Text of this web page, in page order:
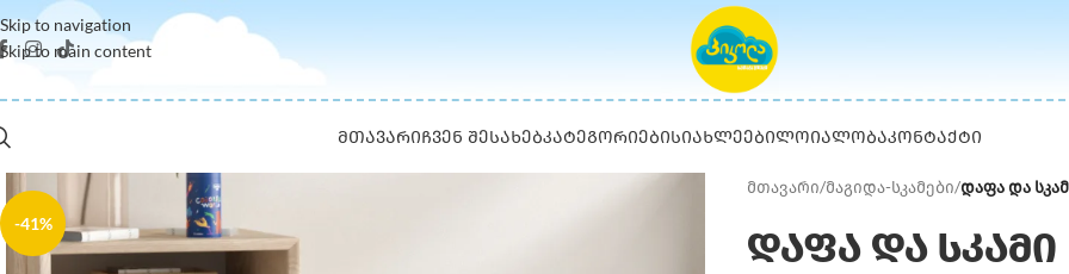
Skip to navigation
Skip to main content
ᲛᲗᲐᲕᲐᲠᲘᲩᲕᲔᲜ ᲨᲔᲡᲐᲮᲔᲑᲙᲐᲢᲔᲒᲝᲠᲘᲔᲑᲘᲡᲘᲐᲮᲚᲔᲔᲑᲘᲚᲝᲘᲐᲚᲝᲑᲐᲙᲝᲜᲢᲐᲥᲢᲘ
-41%
მთავარი/მაგიდა-სკამები/დაფა და
დაფა და სკამი